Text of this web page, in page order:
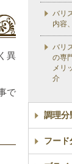
異
で
バリ
内容
バリ
の専
メリ
介
調理分
フード